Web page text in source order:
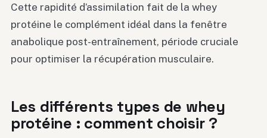
Cette rapidité d’assimilation fait de la whey
protéine le complément idéal dans la fenêtre
anabolique post-entraînement, période cruciale
pour optimiser la récupération musculaire.
Les différents types de whey
protéine : comment choisir ?